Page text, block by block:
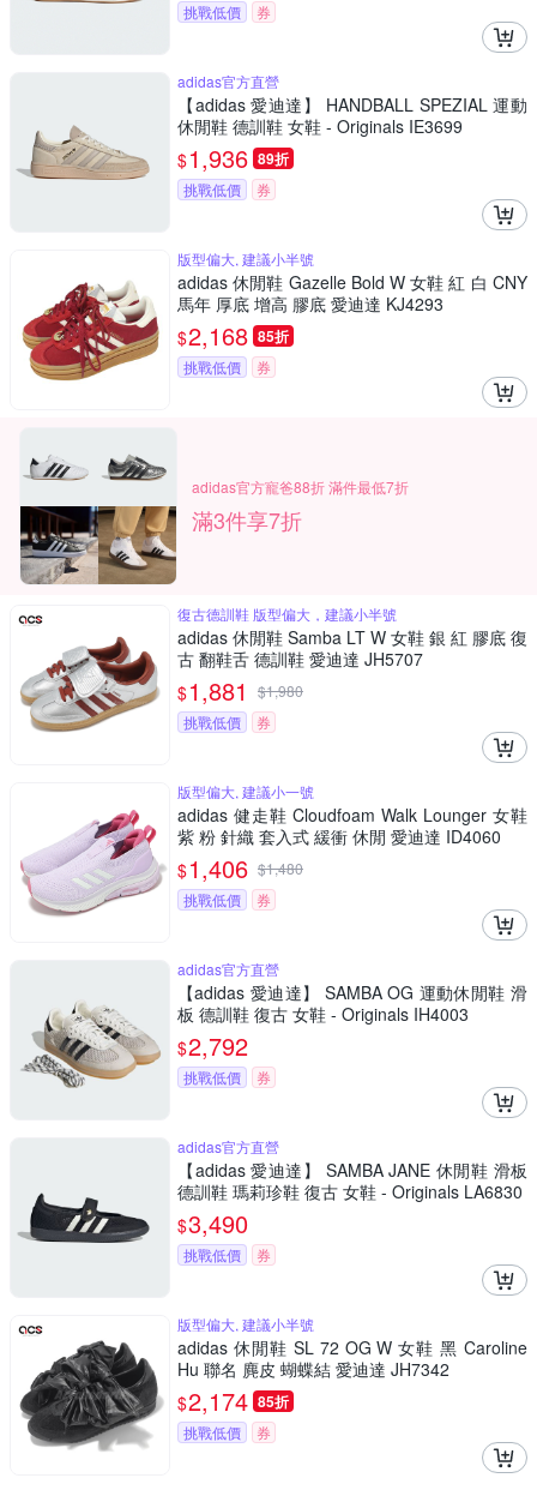
挑戰低價 券
adidas官方直營
【adidas 愛迪達】 HANDBALL SPEZIAL 運動
休閒鞋 德訓鞋 女鞋 - Originals IE3699
$1,936 89折
挑戰低價 券
版型偏大, 建議小半號
adidas 休閒鞋 Gazelle Bold W 女鞋 紅 白 CNY
馬年 厚底 增高 膠底 愛迪達 KJ4293
$2,168 85折
挑戰低價 券
adidas官方寵爸88折 滿件最低7折
滿3件享7折
復古德訓鞋 版型偏大，建議小半號
adidas 休閒鞋 Samba LT W 女鞋 銀 紅 膠底 復
古 翻鞋舌 德訓鞋 愛迪達 JH5707
$1,881 $1,980
挑戰低價
券
版型偏大, 建議小一號
adidas 健走鞋 Cloudfoam Walk Lounger 女鞋
紫 粉 針織 套入式 緩衝 休閒 愛迪達 ID4060
$1,406 $1,480
挑戰低價
券
adidas官方直營
【adidas 愛迪達】 SAMBA OG 運動休閒鞋 滑
板 德訓鞋 復古 女鞋 - Originals IH4003
$2,792
挑戰低價 券
adidas官方直營
【adidas 愛迪達】 SAMBA JANE 休閒鞋 滑板
德訓鞋 瑪莉珍鞋 復古 女鞋 - Originals LA6830
$3,490
挑戰低價 券
版型偏大, 建議小半號
adidas 休閒鞋 SL 72 OG W 女鞋 黑 Caroline
Hu 聯名 麂皮 蝴蝶結 愛迪達 JH7342
$2,174 85折
挑戰低價 券